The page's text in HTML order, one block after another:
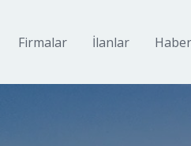
Firmalar İlanlar